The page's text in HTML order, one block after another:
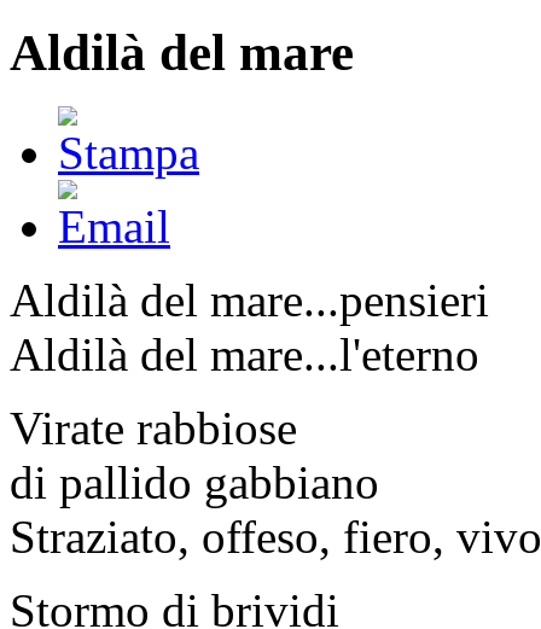
Aldilà del mare
Aldilà del mare...pensieri
Aldilà del mare...l'eterno
Virate rabbiose
di pallido gabbiano
Straziato, offeso, fiero, vivo
Stormo di brividi